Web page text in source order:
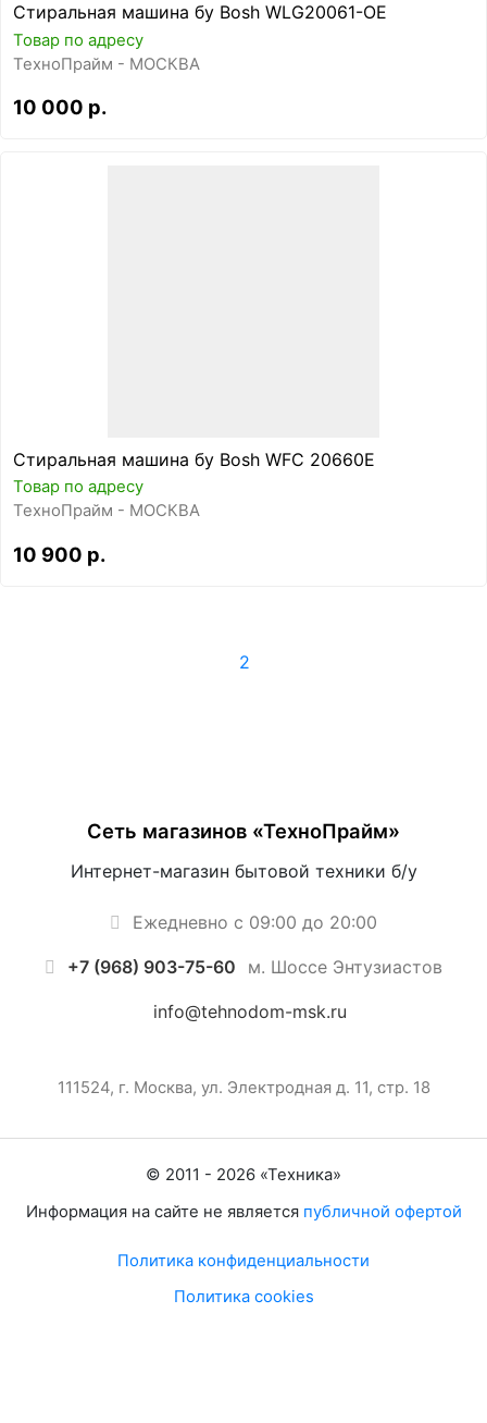
Стиральная машина бу Bosh WLG20061-OE
Товар по адресу
ТехноПрайм - МОСКВА
10 000 р.
Стиральная машина бу Bosh WFC 20660E
Товар по адресу
ТехноПрайм - МОСКВА
10 900 р.
2
Сеть магазинов «ТехноПрайм»
Интернет-магазин бытовой техники б/у
Ежедневно с 09:00 до 20:00
+7 (968) 903-75-60 м. Шоссе Энтузиастов
info@tehnodom-msk.ru
111524, г. Москва, ул. Электродная д. 11, стр. 18
© 2011 - 2026 «Техника»
Информация на сайте не является публичной офертой
Политика конфиденциальности
Политика cookies